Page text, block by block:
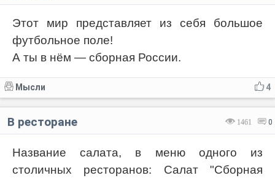
Этот мир представляет из себя большое
футбольное поле!
А ты в нём — сборная России.
4
Мысли
1461 0
В ресторане
Название салата, в меню одного из
столичных ресторанов: Салат "Сборная